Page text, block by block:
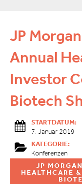
JP
Annual
Investor
Biotech
STARTDATUM:
7. Januar 2019
KATEGORIE:
Konferenzen
JP
HEALTHCARE